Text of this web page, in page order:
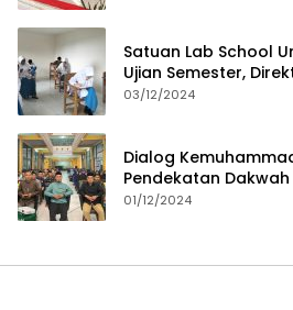
Satuan Lab School
Ujian Semester,
Proses Pembelajaran
03/12/2024
Dialog
Pendekatan
01/12/2024